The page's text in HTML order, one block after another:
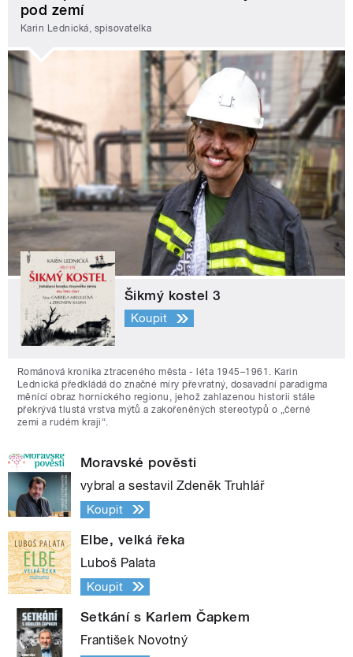
pod zemí
Karin Lednická, spisovatelka
Šikmý kostel 3
Koupit
Románová kronika ztraceného města - léta 1945–1961. Karin
Lednická předkládá do značné míry převratný, dosavadní paradigma
měnící obraz hornického regionu, jehož zahlazenou historii stále
překrývá tlustá vrstva mýtů a zakořeněných stereotypů o „černé
zemi a rudém kraji“.
Moravské pověsti
vybral a sestavil Zdeněk Truhlář
Koupit
Elbe, velká řeka
Luboš Palata
Koupit
Setkání s Karlem Čapkem
František Novotný